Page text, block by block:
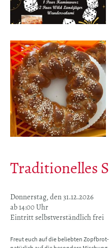
Traditionelles
Donnerstag, den 31.12.2026
ab 14:00 Uhr
Eintritt selbstverständlich frei
Freut euch auf die beliebten